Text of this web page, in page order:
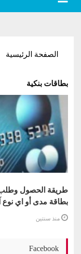
الصفحة الرئيسية
بطاقات بنكية
طريقة الحصول وطلب
بطاقة مدى أو اي نوع
منذ سنتين
Facebook